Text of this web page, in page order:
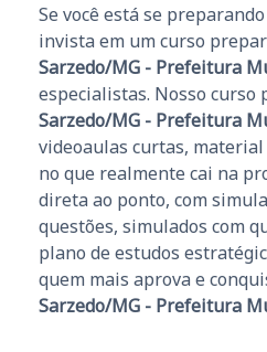
Se você está se
invista em um curso
Sarzedo/MG - Prefeitura
especialistas. Nosso curso
Sarzedo/MG - Prefeitura
videoaulas curtas,
no que realmente cai na
direta ao ponto, com
questões, simulados com
plano de estudos
quem mais aprova e
Sarzedo/MG - Prefeitura